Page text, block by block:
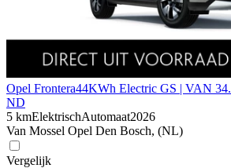
Opel Frontera44KWh Electric GS | VAN
ND
5 kmElektrischAutomaat2026
Van Mossel Opel Den Bosch, (NL)
Vergelijk